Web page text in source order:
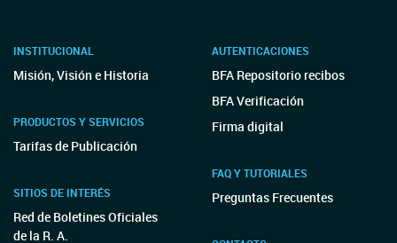
INSTITUCIONAL
Misión, Visión e Historia
PRODUCTOS Y SERVICIOS
Tarifas de Publicación
SITIOS DE INTERÉS
Red de Boletines Oficiales
de la R. A.
AUTENTICACIONES
BFA Repositorio recibos
BFA Verificación
Firma digital
FAQ Y TUTORIALES
Preguntas Frecuentes